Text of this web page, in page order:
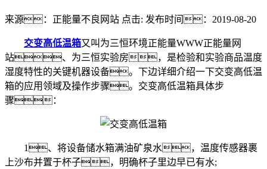
来源：正能量不良网站 点击: 发布时间：2019-08-20
交变高低温箱又叫为三恒环境正能量WWW正能量网
站、为三恒实验房，是检验和实验商品温度
湿度特性的关键机器设备。下边详细介绍一下交变高低温
箱的应用领域及操作步骤。交变高低温箱具体步
骤：
1、将设备储水箱满油矿泉水，温度传感器裹
上沙布并置于杯子，明确杯子里边早已有水;